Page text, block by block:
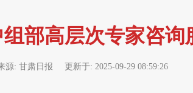
部高层次专家咨询
源: 甘肃日报 更新于: 2025-09-29 08:59:26